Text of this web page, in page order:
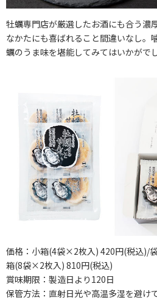
牡蠣専門店が厳選したお酒にも合う濃
なかたにも喜ばれること間違いなし。
蠣のうま味を堪能してみてはいかがで
価格：小箱(4袋×2枚入) 420円(税込)/
箱(8袋×2枚入) 810円(税込)
賞味期限：製造日より120日
保管方法：直射日光や高温多湿を避け